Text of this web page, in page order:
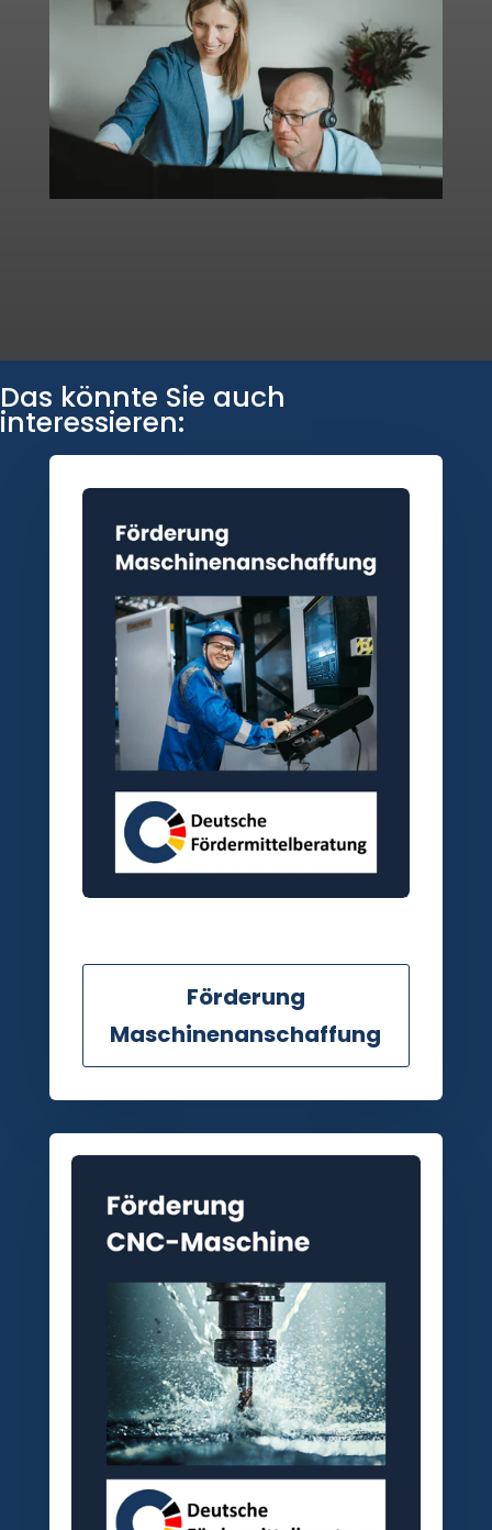
Das könnte Sie auch
interessieren:
Förderung
Maschinenanschaffung